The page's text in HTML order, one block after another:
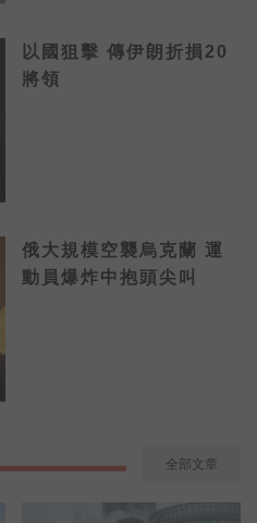
以國狙擊 傳伊朗折損20
將領
俄大規模空襲烏克蘭 運
動員爆炸中抱頭尖叫
全部文章